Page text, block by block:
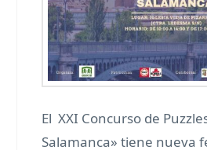
El XXI Concurso de
Salamanca» tiene nueva